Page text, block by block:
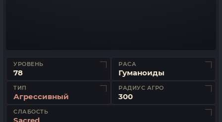
УРОВЕНЬ
78
РАСА
Гуманоиды
ТИП
Агрессивный
РАДИУС АГРО
300
СЛАБОСТЬ